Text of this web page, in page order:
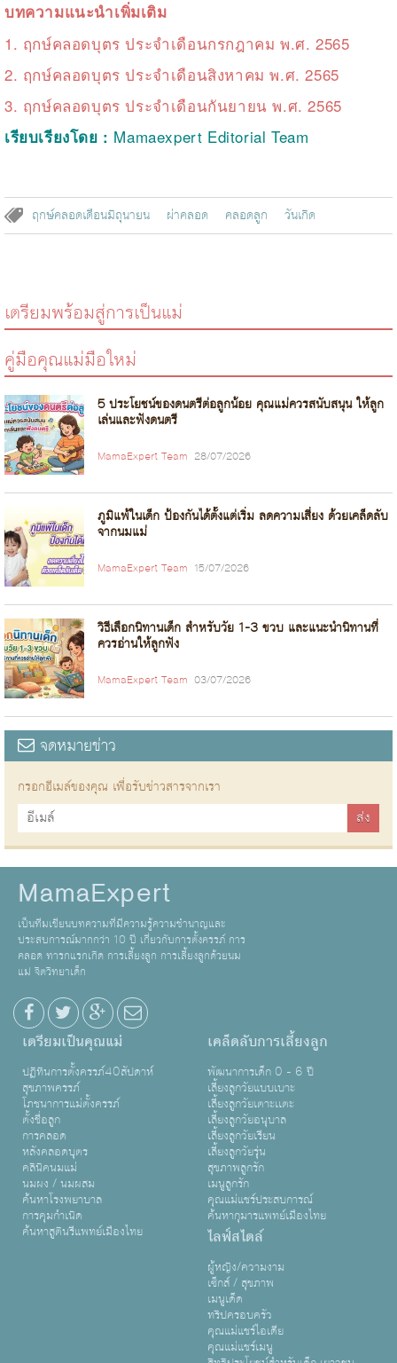
บทความแนะนำเพิ่มเติม
1. ฤกษ์คลอดบุตร ประจำเดือนกรกฎาคม พ.ศ. 2565
2. ฤกษ์คลอดบุตร ประจำเดือนสิงหาคม พ.ศ. 2565
3. ฤกษ์คลอดบุตร ประจำเดือนกันยายน พ.ศ. 2565
เรียบเรียงโดย : Mamaexpert Editorial Team
ฤกษ์คลอดเดือนมิถุนายน ผ่าคลอด คลอดลูก วันเกิด
เตรียมพร้อมสู่การเป็นแม่
คู่มือคุณแม่มือใหม่
5 ประโยชน์ของดนตรีต่อลูกน้อย คุณแม่ควรสนับสนุน ให้ลูก
เล่นและฟังดนตรี
MamaExpert Team 28/07/2026
ภูมิแพ้ในเด็ก ป้องกันได้ตั้งแต่เริ่ม ลดความเสี่ยง ด้วยเคล็ดลับ
จากนมแม่
MamaExpert Team 15/07/2026
วิธีเลือกนิทานเด็ก สำหรับวัย 1-3 ขวบ และแนะนำนิทานที่
ควรอ่านให้ลูกฟัง
MamaExpert Team 03/07/2026
จดหมายข่าว
กรอกอีเมล์ของคุณ เพื่อรับข่าวสารจากเรา
MamaExpert
เป็นทีมเขียนบทความที่มีความรู้ความชำนาญและ
ประสบการณ์มากกว่า 10 ปี เกี่ยวกับการตั้งครรภ์ การ
คลอด ทารกแรกเกิด การเลี้ยงลูก การเลี้ยงลูกด้วยนม
แม่ จิตวิทยาเด็ก
เตรียมเป็นคุณแม่
ปฏิทินการตั้งครรภ์40สัปดาห์
สุขภาพครรภ์
โภชนาการแม่ตั้งครรภ์
ตั้งชื่อลูก
การคลอด
หลังคลอดบุตร
คลินิคนมแม่
นมผง / นมผสม
ค้นหาโรงพยาบาล
การคุมกำเนิด
ค้นหาสูตินรีแพทย์เมืองไทย
เคล็ดลับการเลี้ยงลูก
พัฒนาการเด็ก 0 - 6 ปี
เลี้ยงลูกวัยแบบเบาะ
เลี้ยงลูกวัยเตาะเเตะ
เลี้ยงลูกวัยอนุบาล
เลี้ยงลูกวัยเรียน
เลี้ยงลูกวัยรุ่น
สุขภาพลูกรัก
เมนูลูกรัก
คุณแม่แชร์ประสบการณ์
ค้นหากุมารแพทย์เมืองไทย
ไลฟ์สไตล์
ผู้หญิง/ความงาม
เซ็กส์ / สุขภาพ
เมนูเด็ด
ทริปครอบครัว
คุณแม่แชร์ไอเดีย
คุณแม่แชร์เมนู